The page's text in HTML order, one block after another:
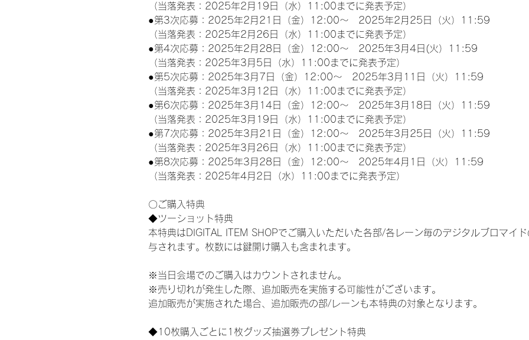
（当落発表：2025年2月19日（水）11:00までに発表予定）
●第3次応募：2025年2月21日（金）12:00～　2025年2月25日（火）11:59
（当落発表：2025年2月26日（水）11:00までに発表予定）
●第4次応募：2025年2月28日（金）12:00～　2025年3月4日(火）11:59
（当落発表：2025年3月5日（水）11:00までに発表予定）
●第5次応募：2025年3月7日（金）12:00～　2025年3月11日（火）11:59
（当落発表：2025年3月12日（水）11:00までに発表予定）
●第6次応募：2025年3月14日（金）12:00～　2025年3月18日（火）11:59
（当落発表：2025年3月19日（水）11:00までに発表予定）
●第7次応募：2025年3月21日（金）12:00～　2025年3月25日（火）11:59
（当落発表：2025年3月26日（水）11:00までに発表予定）
●第8次応募：2025年3月28日（金）12:00～　2025年4月1日（火）11:59
（当落発表：2025年4月2日（水）11:00までに発表予定）
〇ご購入特典
◆ツーショット特典
本特典はDIGITAL ITEM SHOPでご購入いただいた各部/各レーン毎のデジタルブロマイ
与されます。枚数には鍵開け購入も含まれます。
※当日会場でのご購入はカウントされません。
※売り切れが発生した際、追加販売を実施する可能性がございます。
追加販売が実施された場合、追加販売の部/レーンも本特典の対象となります。
◆10枚購入ごとに1枚グッズ抽選券プレゼント特典